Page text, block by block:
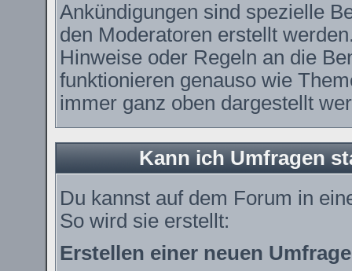
Ankündigungen sind spezielle
den Moderatoren erstellt
Hinweise oder Regeln an die
funktionieren genauso wie
immer ganz oben dargestellt
Kann ich Umfragen
Du kannst auf dem Forum in
So wird sie erstellt:
Erstellen einer neuen Umfrage